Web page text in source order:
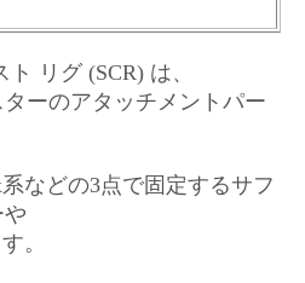
リグ (SCR) は、
ーのアタッチメントパー
などの3点で固定するサフ
や
。